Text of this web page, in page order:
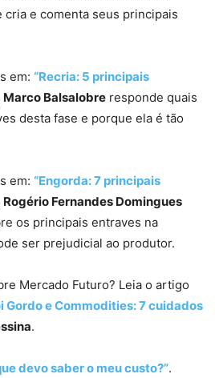
cria e comenta seus principais
em: “Recria: 5 principais
Marco Balsalobre responde quais
desta fase e porque ela é tão
em: “Engorda: 7 principais
Rogério Fernandes Domingues
os principais entraves na
ser prejudicial ao produtor.
Mercado Futuro? Leia o artigo
Gordo e Commodities: 7 cuidados
.
devo saber o meu custo?”.